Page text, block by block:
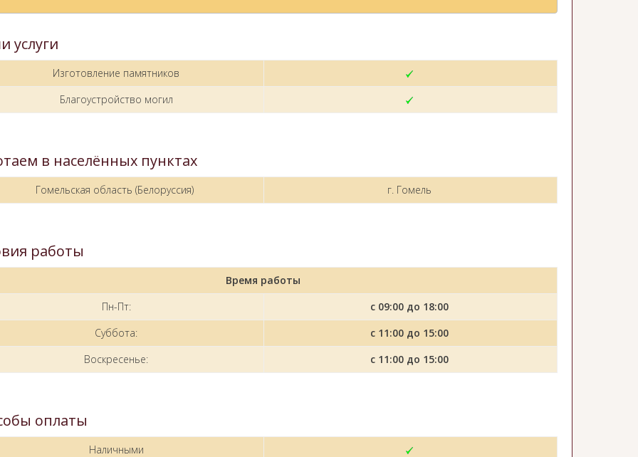
услуги
Изготовление памятников
Благоустройство могил
в населённых пунктах
Гомельская область (Белоруссия) г. Гомель
работы
Время работы
Пн-Пт:
с 09:00 до 18:00
Суббота:
с 11:00 до 15:00
Воскресенье:
с 11:00 до 15:00
оплаты
Наличными